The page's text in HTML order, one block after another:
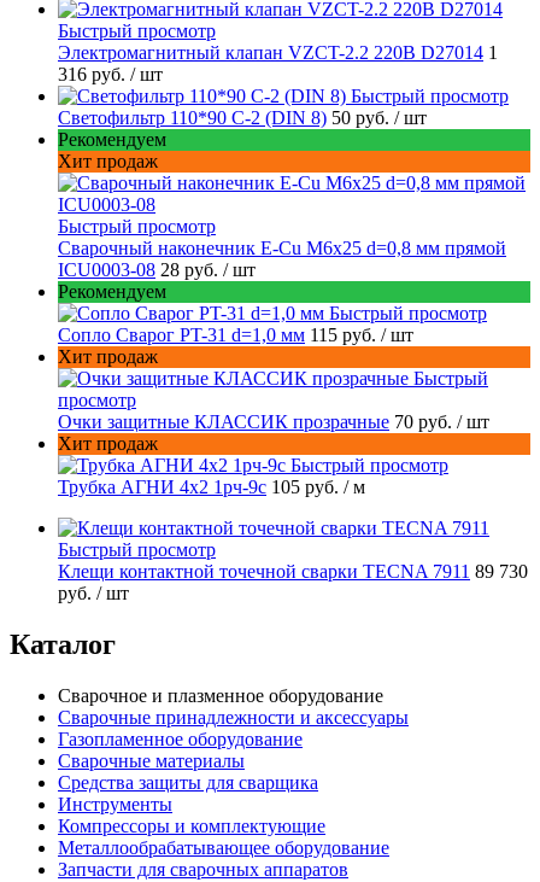
Быстрый просмотр
Электромагнитный клапан VZCT-2.2 220В D27014 1
316 руб. / шт
Быстрый просмотр
Светофильтр 110*90 С-2 (DIN 8) 50 руб. / шт
Рекомендуем
Хит продаж
Быстрый просмотр
Сварочный наконечник E-Cu M6x25 d=0,8 мм прямой
ICU0003-08 28 руб. / шт
Рекомендуем
Быстрый просмотр
Сопло Сварог PT-31 d=1,0 мм 115 руб. / шт
Хит продаж
Быстрый
просмотр
Очки защитные КЛАССИК прозрачные 70 руб. / шт
Хит продаж
Быстрый просмотр
Трубка АГНИ 4х2 1рч-9с 105 руб. / м
Быстрый просмотр
Клещи контактной точечной сварки TECNA 7911 89 730
руб. / шт
Каталог
Сварочное и плазменное оборудование
Сварочные принадлежности и аксессуары
Газопламенное оборудование
Сварочные материалы
Средства защиты для сварщика
Инструменты
Компрессоры и комплектующие
Металлообрабатывающее оборудование
Запчасти для сварочных аппаратов